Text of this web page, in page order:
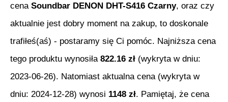
cena Soundbar DENON DHT-S416 Czarny, oraz czy
aktualnie jest dobry moment na zakup, to doskonale
trafiłeś(aś) - postaramy się Ci pomóc. Najniższa cena
tego produktu wynosiła 822.16 zł (wykryta w dniu:
2023-06-26). Natomiast aktualna cena (wykryta w
dniu: 2024-12-28) wynosi 1148 zł. Pamiętaj, że cena